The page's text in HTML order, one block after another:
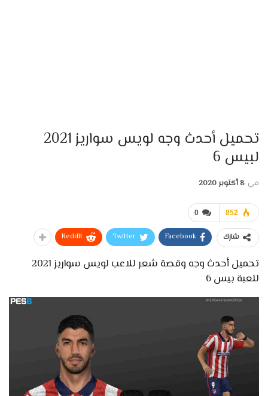
تحميل أحدث وجه لويس سواريز 2021
لبيس 6
في 8 أكتوبر 2020
0 852
شارك Facebook
Twitter
ReddIt
تحميل أحدث وجه وقصة شعر للاعب لويس سواريز 2021
للعبة بيس 6